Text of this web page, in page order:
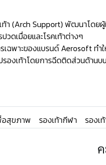
า (Arch Support) พัฒนาโด
วดเมื่อยและโรคเท้าต่างๆ
าะของแบรนด์ Aerosoft ทำใ
องเท้าโดยการฉีดติดส่วนด้านบ
อสุขภาพ รองเท้ากีฬา รองเ